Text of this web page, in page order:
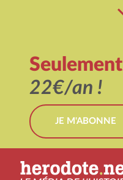
Seulement
22€/an !
JE M'ABONNE